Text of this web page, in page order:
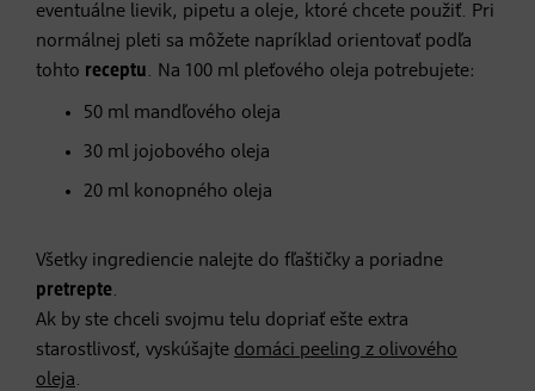
eventuálne lievik, pipetu a oleje, ktoré chcete použiť. Pri
normálnej pleti sa môžete napríklad orientovať podľa
tohto receptu. Na 100 ml pleťového oleja potrebujete:
50 ml mandľového oleja
30 ml jojobového oleja
20 ml konopného oleja
Všetky ingrediencie nalejte do fľaštičky a poriadne
pretrepte.
Ak by ste chceli svojmu telu dopriať ešte extra
starostlivosť, vyskúšajte domáci peeling z olivového
oleja.